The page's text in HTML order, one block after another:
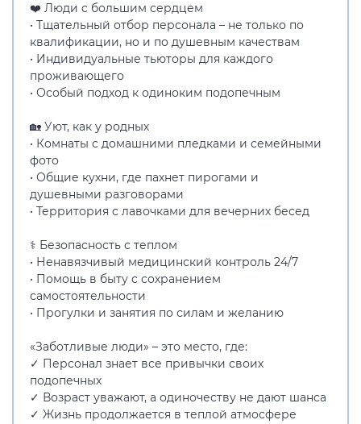
❤️ Люди с большим сердцем
• Тщательный отбор персонала – не только по
квалификации, но и по душевным качествам
• Индивидуальные тьюторы для каждого
проживающего
• Особый подход к одиноким подопечным
🏡 Уют, как у родных
• Комнаты с домашними пледками и семейными
фото
• Общие кухни, где пахнет пирогами и
душевными разговорами
• Территория с лавочками для вечерних бесед
⚕️ Безопасность с теплом
• Ненавязчивый медицинский контроль 24/7
• Помощь в быту с сохранением
самостоятельности
• Прогулки и занятия по силам и желанию
«Заботливые люди» – это место, где:
✓ Персонал знает все привычки своих
подопечных
✓ Возраст уважают, а одиночеству не дают шанса
✓ Жизнь продолжается в теплой атмосфере